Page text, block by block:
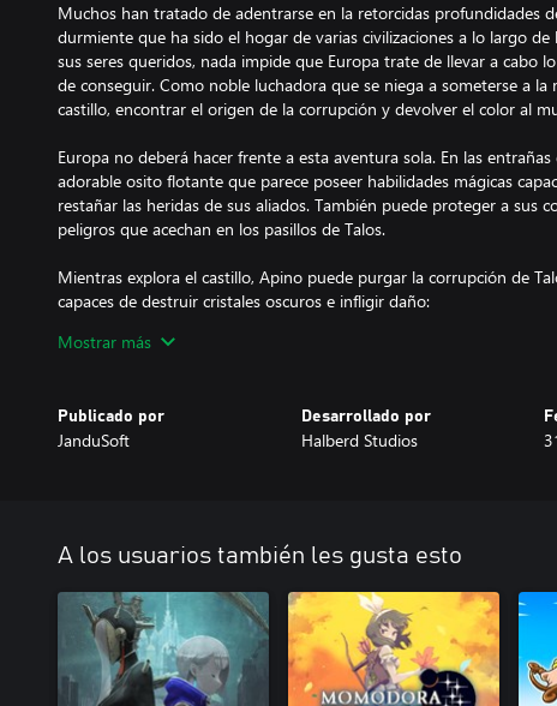
Muchos han tratado de adentrarse en la retorcidas profundidades
durmiente que ha sido el hogar de varias civilizaciones a lo largo
sus seres queridos, nada impide que Europa trate de llevar a cabo
de conseguir. Como noble luchadora que se niega a someterse a la
castillo, encontrar el origen de la corrupción y devolver el color al
Europa no deberá hacer frente a esta aventura sola. En las
adorable osito flotante que parece poseer habilidades mágicas
restañar las heridas de sus aliados. También puede proteger a sus
peligros que acechan en los pasillos de Talos.
Mientras explora el castillo, Apino puede purgar la corrupción de
capaces de destruir cristales oscuros e infligir daño:
- Un puño que golpea hacia arriba cuando lo invocan.
- Un ciclón que regresa a Apino como si fuera un bumerán.
para seguir explorando: desde nadar para ascender por cataratas
subterráneos o planear por corrientes de aire caliente.
Domina el poder del rayo, el agua, la tierra y el fuego. Sorprende a
armadura, realiza poderosos combos con tu alabarda y aprovecha
enemigos para abrirte camino por el corazón de las tinieblas.
Mostrar más
Publicado por
JanduSoft
Desarrollado por
Halberd Studios
A los usuarios también les gusta esto